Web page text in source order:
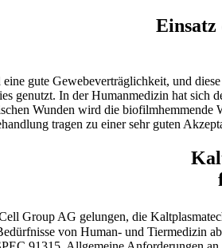
Einsatz
gute Gewebeverträglichkeit, und
genutzt. In der Humanmedizin hat
Wunden wird die
tragen zu einer sehr guten
Group AG gelungen, die
von Human- und Tiermedizin